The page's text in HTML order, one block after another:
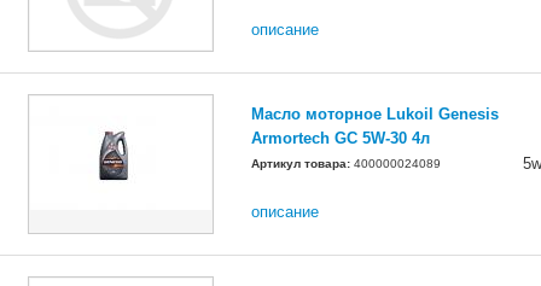
описание
Масло моторное Lukoil Genesis
Armortech GC 5W-30 4л
Артикул товара: 400000024089
описание